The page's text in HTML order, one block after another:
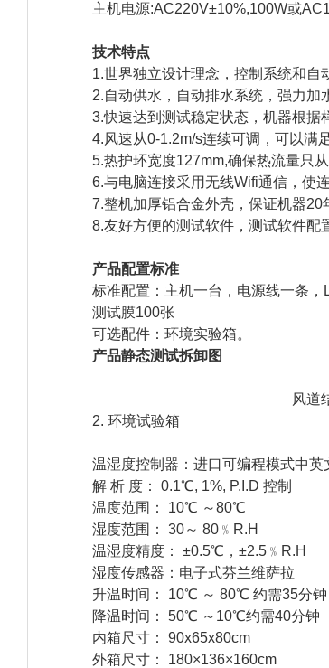
主机电源:AC220V±10%,100W或
技术特点
1.世界独立设计理念，控制系统和自
2.自动供水，自动排水系统，强力加
3.快速达到测试稳定状态，机器根据
4.风速从0-1.2m/s连续可调，可以满
5.热护环宽度127mm,确保热流量只从
6.与电脑连接采用无线Wifi通信，使
7.整机加厚铝合金外壳，保证机器20
8.友好方便的测试软件，测试软件配
产品配置标准
标准配置：主机一台，电源线一条，
测试膜100张
可选配件：环境实验箱。
产品静态测试拆卸图
风道
2. 环境试验箱
温湿度控制器：进口可编程模式中英
解 析 度： 0.1℃, 1%, P.I.D 控制
温度范围： 10℃ ～80℃
湿度范围： 30～ 80﹪R.H
温湿度精度： ±0.5℃，±2.5﹪R.H
湿度传感器：电子式芬兰维萨拉
升温时间： 10℃ ～ 80℃ 约需35分钟
降温时间： 50℃ ～10℃约需40分钟
内箱尺寸： 90x65x80cm
外箱尺寸： 180×136×160cm